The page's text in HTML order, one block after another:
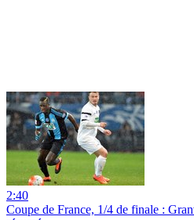
2:40
Coupe de France, 1/4 de finale :